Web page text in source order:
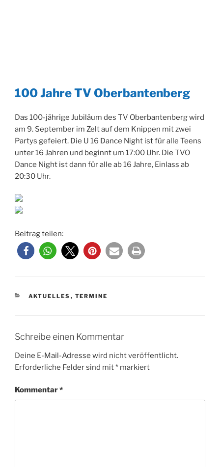
100 Jahre TV Oberbantenberg
Das 100-jährige Jubiläum des TV Oberbantenberg wird
am 9. September im Zelt auf dem Knippen mit zwei
Partys gefeiert. Die U 16 Dance Night ist für alle Teens
unter 16 Jahren und beginnt um 17:00 Uhr. Die TVO
Dance Night ist dann für alle ab 16 Jahre, Einlass ab
20:30 Uhr.
Beitrag teilen:
KATEGORIEN
AKTUELLES , TERMINE
Schreibe einen Kommentar
Deine E-Mail-Adresse wird nicht veröffentlicht.
Erforderliche Felder sind mit* markiert
Kommentar*